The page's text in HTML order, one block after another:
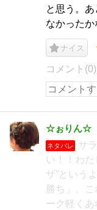
と思う。
なかったか
ナイス
コメント(0)
☆ぉりん☆
ネタバレ
サ
い！！わ
ザ”という
勝ち」。
ーク軽く